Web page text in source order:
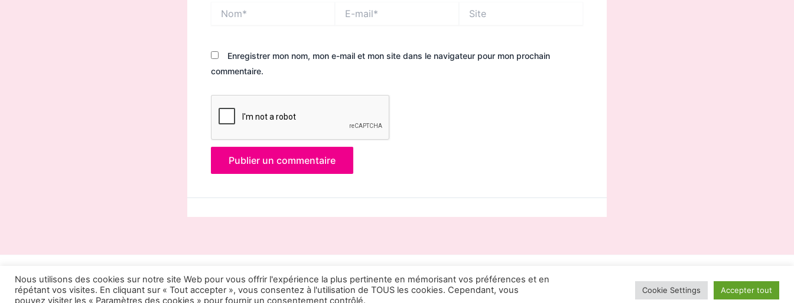
mail*
Enregistrer mon nom, mon e-mail et mon site dans le navigateur pour mon prochain
commentaire.
© Hermine et Sakura 2026 |Mentions Légales|Politique relative aux cookies| Propulsé par Thème WordPress Astra
Nous utilisons des cookies sur notre site Web pour vous offrir l'expérience la plus pertinente en mémorisant vos préférences et en
répétant vos visites. En cliquant sur « Tout accepter », vous consentez à l'utilisation de TOUS les cookies. Cependant, vous
pouvez visiter les « Paramètres des cookies » pour fournir un consentement contrôlé.
Cookie Settings Accepter tout